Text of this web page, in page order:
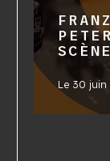
Le30 juin